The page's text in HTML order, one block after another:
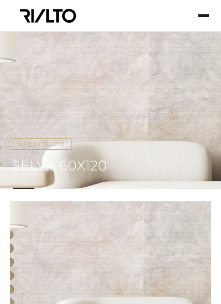
ARQUITECTO
SELVA 60X120